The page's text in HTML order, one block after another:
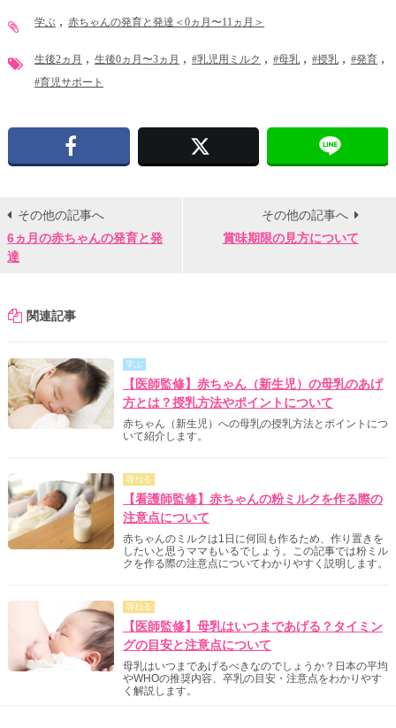
学ぶ 赤ちゃんの発育と発達＜0ヵ月〜11ヵ月＞
生後2ヵ月 生後0ヵ月〜3ヵ月 #乳児用ミルク #母乳 #授乳 #発育
#育児サポート
その他の記事へ
6ヵ月の赤ちゃんの発育と発
達
その他の記事へ
賞味期限の見方について
関連記事
学ぶ
【医師監修】赤ちゃん（新生児）の母乳のあげ
方とは？授乳方法やポイントについて
赤ちゃん（新生児）への母乳の授乳方法とポイントにつ
いて紹介します。
尋ねる
【看護師監修】赤ちゃんの粉ミルクを作る際の
注意点について
赤ちゃんのミルクは1日に何回も作るため、作り置きを
したいと思うママもいるでしょう。この記事では粉ミル
クを作る際の注意点についてわかりやすく説明します。
尋ねる
【医師監修】母乳はいつまであげる？タイミン
グの目安と注意点について
母乳はいつまであげるべきなのでしょうか？日本の平均
やWHOの推奨内容、卒乳の目安・注意点をわかりやす
く解説します。